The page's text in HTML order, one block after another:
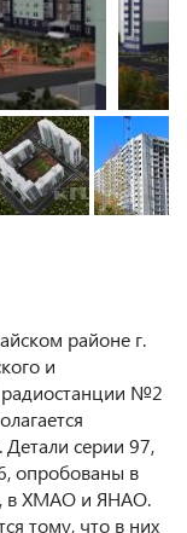
районе г.
и
радиостанции №2
Детали серии 97,
опробованы в
в ХМАО и ЯНАО.
тому, что в них